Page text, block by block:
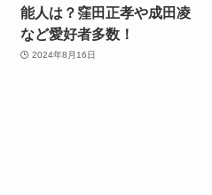
能人は？窪田正孝や成田凌
など愛好者多数！
2024年8月16日